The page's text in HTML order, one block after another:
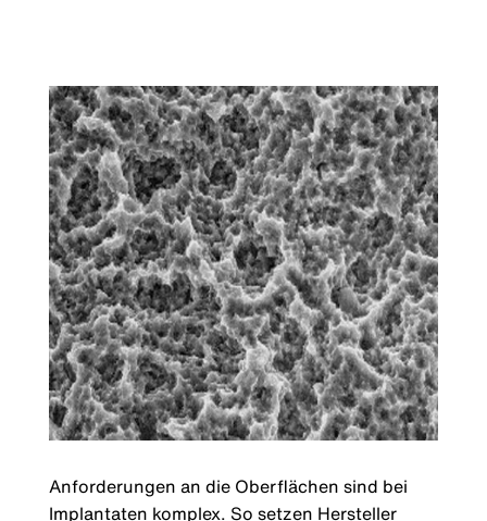
Anforderungen an die Oberflächen sind bei
Implantaten komplex. So setzen Hersteller